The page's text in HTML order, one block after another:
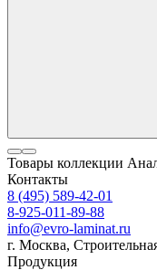
Товары коллекции
Контакты
8 (495) 589-42-01
8-925-011-89-88
info@evro-laminat.ru
г. Москва,
Продукция